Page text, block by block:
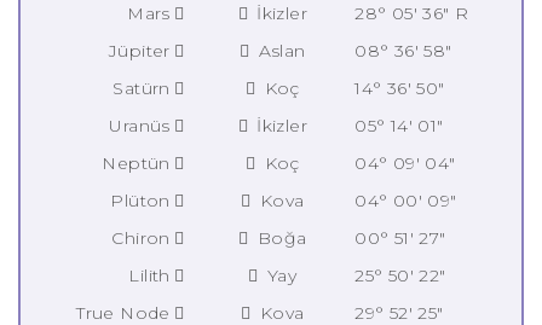
Mars
İkizler
28° 05' 36" R
Jüpiter
Aslan
08° 36' 58"
Satürn
Koç
14° 36' 50"
Uranüs
İkizler
05° 14' 01"
Neptün
Koç
04° 09' 04"
Plüton
Kova
04° 00' 09"
Chiron
Boğa
00° 51' 27"
Lilith
Yay
25° 50' 22"
True Node
Kova 29° 52' 25"